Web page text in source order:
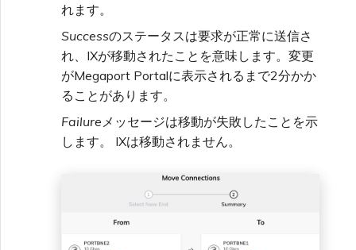
れます。
Successのステータスは要求が正常に送信さ
れ、IXが移動されたことを意味します。変更
がMegaport Portalに表示されるまで2分かか
ることがあります。
Failure メッセージは移動が失敗したことを示
します。 IXは移動されません。